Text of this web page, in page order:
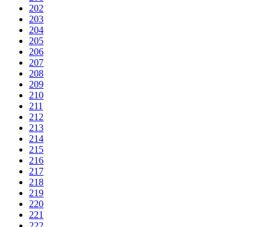
202
203
204
205
206
207
208
209
210
211
212
213
214
215
216
217
218
219
220
221